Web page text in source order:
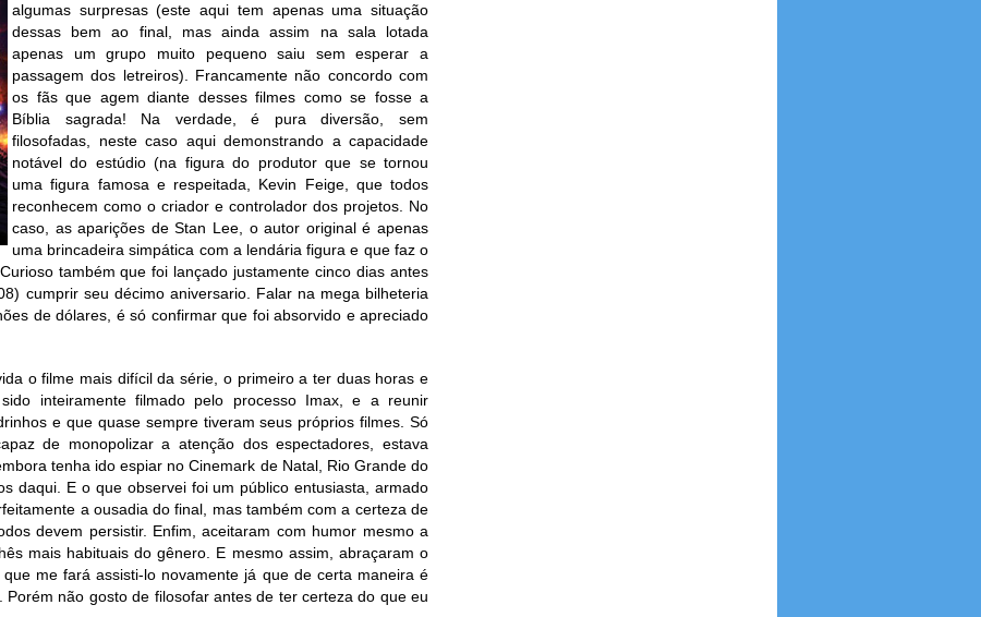
algumas surpresas (este aqui tem apenas uma situação
dessas bem ao final, mas ainda assim na sala lotada
apenas um grupo muito pequeno saiu sem esperar a
passagem dos letreiros). Francamente não concordo com
os fãs que agem diante desses filmes como se fosse a
Bíblia sagrada! Na verdade, é pura diversão, sem
filosofadas, neste caso aqui demonstrando a capacidade
notável do estúdio (na figura do produtor que se tornou
uma figura famosa e respeitada, Kevin Feige, que todos
reconhecem como o criador e controlador dos projetos. No
caso, as aparições de Stan Lee, o autor original é apenas
uma brincadeira simpática com a lendária figura e que faz o
também que foi lançado justamente cinco dias antes
cumprir seu décimo aniversario. Falar na mega bilheteria
de dólares, é só confirmar que foi absorvido e apreciado
o filme mais difícil da série, o primeiro a ter duas horas e
inteiramente filmado pelo processo Imax, e a reunir
e que quase sempre tiveram seus próprios filmes. Só
de monopolizar a atenção dos espectadores, estava
tenha ido espiar no Cinemark de Natal, Rio Grande do
daqui. E o que observei foi um público entusiasta, armado
a ousadia do final, mas também com a certeza de
devem persistir. Enfim, aceitaram com humor mesmo a
mais habituais do gênero. E mesmo assim, abraçaram o
me fará assisti-lo novamente já que de certa maneira é
não gosto de filosofar antes de ter certeza do que eu